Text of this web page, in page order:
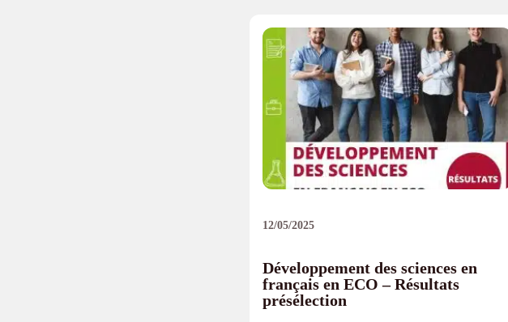
12/05/2025
Développement des sciences en
français en ECO – Résultats
présélection